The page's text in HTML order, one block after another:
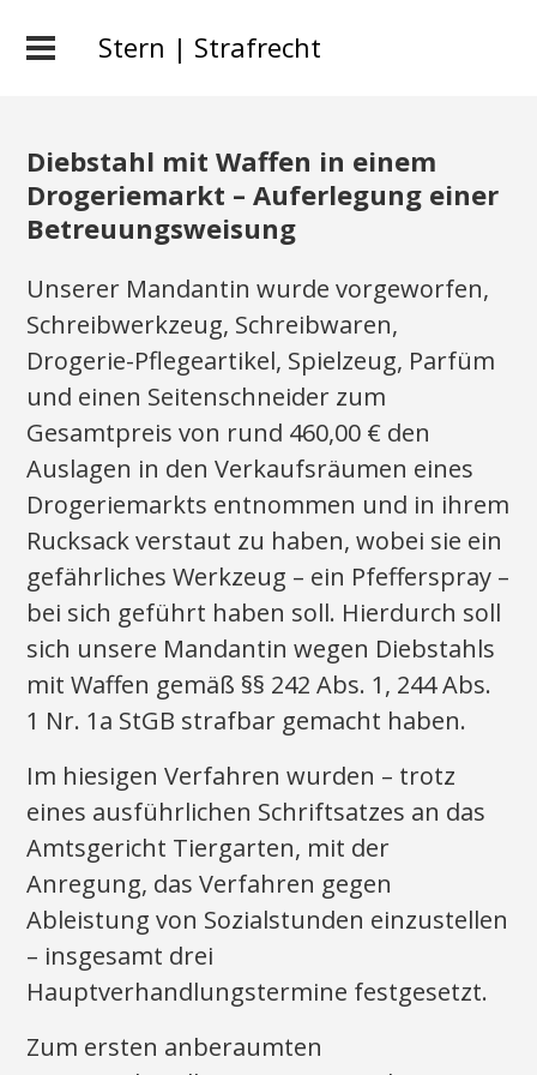
Stern | Strafrecht
Diebstahl mit Waffen in einem
Drogeriemarkt – Auferlegung einer
Betreuungsweisung
Unserer Mandantin wurde vorgeworfen,
Schreibwerkzeug, Schreibwaren,
Drogerie-Pflegeartikel, Spielzeug, Parfüm
und einen Seitenschneider zum
Gesamtpreis von rund 460,00 € den
Auslagen in den Verkaufsräumen eines
Drogeriemarkts entnommen und in ihrem
Rucksack verstaut zu haben, wobei sie ein
gefährliches Werkzeug – ein Pfefferspray –
bei sich geführt haben soll. Hierdurch soll
sich unsere Mandantin wegen Diebstahls
mit Waffen gemäß §§ 242 Abs. 1, 244 Abs.
1 Nr. 1a StGB strafbar gemacht haben.
Im hiesigen Verfahren wurden – trotz
eines ausführlichen Schriftsatzes an das
Amtsgericht Tiergarten, mit der
Anregung, das Verfahren gegen
Ableistung von Sozialstunden einzustellen
– insgesamt drei
Hauptverhandlungstermine festgesetzt.
Zum ersten anberaumten